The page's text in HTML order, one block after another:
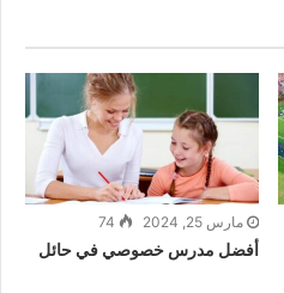
مارس 25, 2024 74
أفضل مدرس خصوصي في حائل